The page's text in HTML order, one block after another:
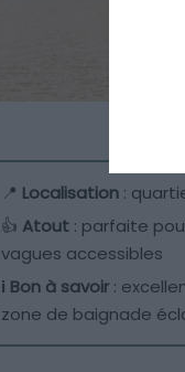
📍 Localisation :
👍 Atout : parfaite
vagues accessibles
ℹ️ Bon à savoir :
zone de baignade